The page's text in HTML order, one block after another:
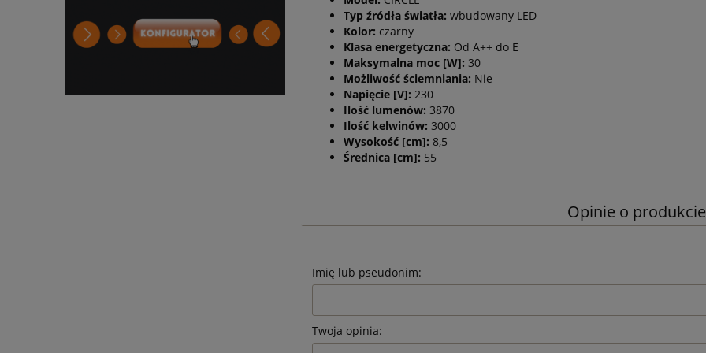
Typ źródła światła: wbudowany LED
Kolor: czarny
Klasa energetyczna: Od A++ do E
Maksymalna moc [W]: 30
Możliwość ściemniania: Nie
Napięcie [V]: 230
Ilość lumenów: 3870
Ilość kelwinów: 3000
Wysokość [cm]: 8,5
Średnica [cm]: 55
Opinie o
Imię lub pseudonim:
Twoja opinia: